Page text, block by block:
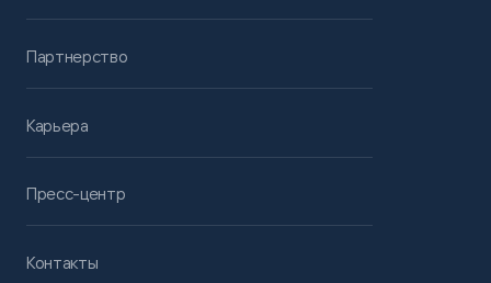
Партнерство
Карьера
Пресс-центр
Контакты